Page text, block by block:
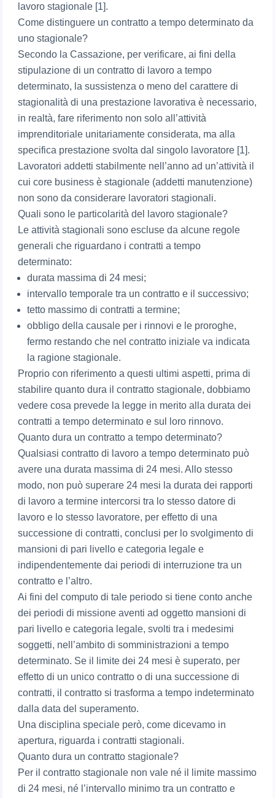
lavoro stagionale [1].
Come distinguere un contratto a tempo determinato da
uno stagionale?
Secondo la Cassazione, per verificare, ai fini della
stipulazione di un contratto di lavoro a tempo
determinato, la sussistenza o meno del carattere di
stagionalità di una prestazione lavorativa è necessario,
in realtà, fare riferimento non solo all’attività
imprenditoriale unitariamente considerata, ma alla
specifica prestazione svolta dal singolo lavoratore [1].
Lavoratori addetti stabilmente nell’anno ad un’attività il
cui core business è stagionale (addetti manutenzione)
non sono da considerare lavoratori stagionali.
Quali sono le particolarità del lavoro stagionale?
Le attività stagionali sono escluse da alcune regole
generali che riguardano i contratti a tempo
determinato:
durata massima di 24 mesi;
intervallo temporale tra un contratto e il successivo;
tetto massimo di contratti a termine;
obbligo della causale per i rinnovi e le proroghe,
fermo restando che nel contratto iniziale va indicata
la ragione stagionale.
Proprio con riferimento a questi ultimi aspetti, prima di
stabilire quanto dura il contratto stagionale, dobbiamo
vedere cosa prevede la legge in merito alla durata dei
contratti a tempo determinato e sul loro rinnovo.
Quanto dura un contratto a tempo determinato?
Qualsiasi contratto di lavoro a tempo determinato può
avere una durata massima di 24 mesi. Allo stesso
modo, non può superare 24 mesi la durata dei rapporti
di lavoro a termine intercorsi tra lo stesso datore di
lavoro e lo stesso lavoratore, per effetto di una
successione di contratti, conclusi per lo svolgimento di
mansioni di pari livello e categoria legale e
indipendentemente dai periodi di interruzione tra un
contratto e l’altro.
Ai fini del computo di tale periodo si tiene conto anche
dei periodi di missione aventi ad oggetto mansioni di
pari livello e categoria legale, svolti tra i medesimi
soggetti, nell’ambito di somministrazioni a tempo
determinato. Se il limite dei 24 mesi è superato, per
effetto di un unico contratto o di una successione di
contratti, il contratto si trasforma a tempo indeterminato
dalla data del superamento.
Una disciplina speciale però, come dicevamo in
apertura, riguarda i contratti stagionali.
Quanto dura un contratto stagionale?
Per il contratto stagionale non vale né il limite massimo
di 24 mesi, né l’intervallo minimo tra un contratto e